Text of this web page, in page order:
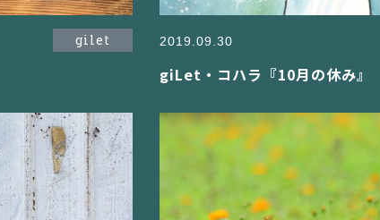
gilet 2019.09.30
giLet・コハラ『10月の休み』